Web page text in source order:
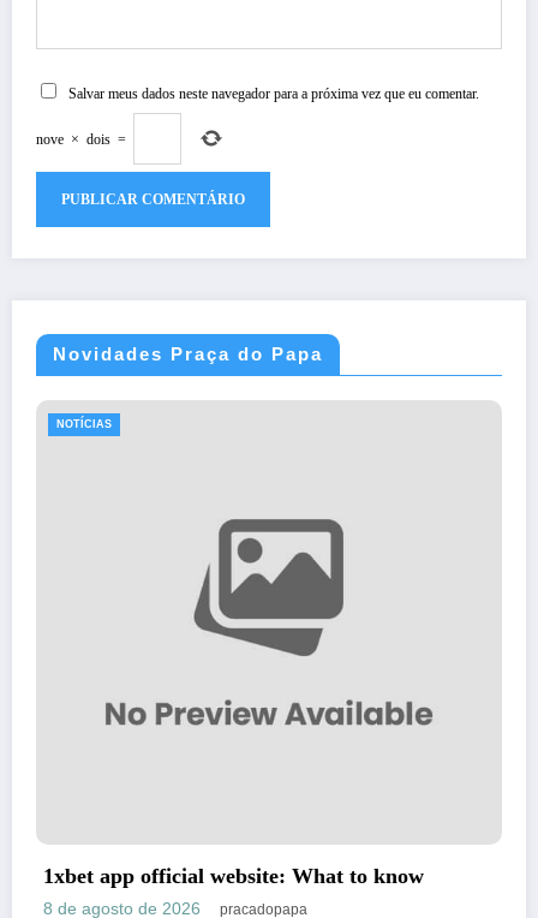
Salvar meus dados neste navegador para a próxima vez que eu comentar.
nove × dois =
Novidades Praça do Papa
NOTÍCIAS
How to Install APK for Casino Apps – Mobile
Guide for US Players